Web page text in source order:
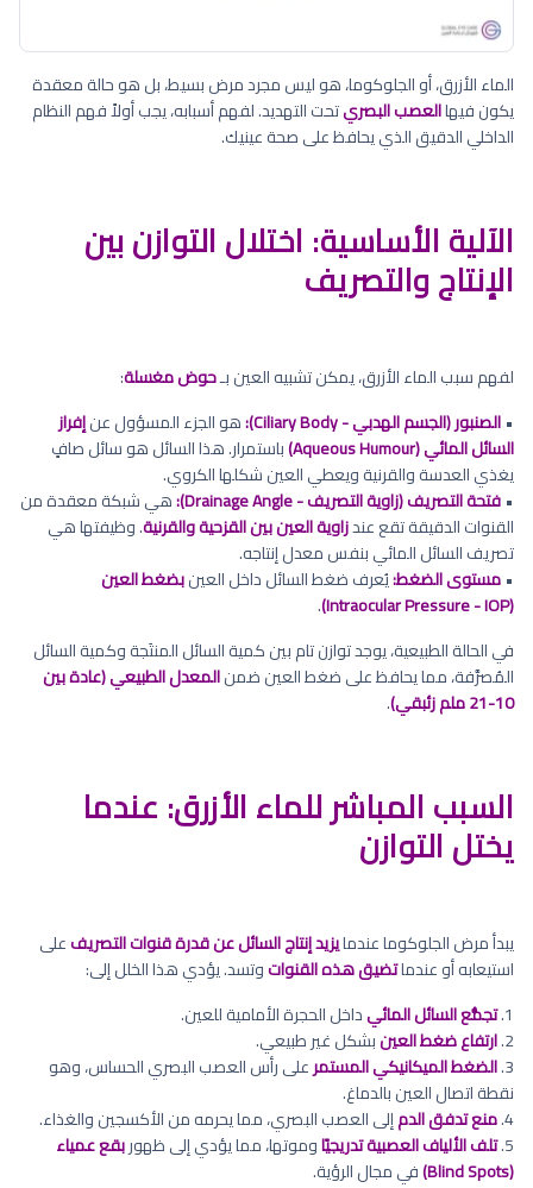
الماء الأزرق، أو الجلوكوما، هو ليس مجرد مرض بسيط، بل هو حالة معقدة
يكون فيهاالعصب البصريتحت التهديد. لفهم أسبابه، يجب أولاً فهم النظام
الداخلي الدقيق الذي يحافظ على صحة عينيك.
الآلية الأساسية: اختلال التوازن بين
الإنتاج والتصريف
لفهم سبب الماء الأزرق، يمكن تشبيه العين بـحوض مغسلة:
•الصنبور (الجسم الهدبي - Ciliary Body): هو الجزء المسؤول عنإفراز
السائل المائي (Aqueous Humour)
باستمرار. هذا السائل هو سائل صافٍ
يغذي العدسة والقرنية ويعطي العين شكلها الكروي.
•فتحة التصريف (زاوية التصريف - Drainage Angle):
هي شبكة معقدة من
القنوات الدقيقة تقع عندزاوية العين بين القزحية والقرنية. وظيفتها هي
تصريف السائل المائي بنفس معدل إنتاجه.
•مستوى الضغط:يُعرف ضغط السائل داخل العينبضغط العين
(Intraocular Pressure - IOP)
.
في الحالة الطبيعية، يوجد توازن تام بين كمية السائل المنتَجة وكمية السائل
المُصرَّفة، مما يحافظ على ضغط العين ضمنالمعدل الطبيعي (عادة بين
10-21 ملم زئبقي)
.
السبب المباشر للماء الأزرق: عندما
يختل التوازن
يبدأ مرض الجلوكوما عندمايزيد إنتاج السائل عن قدرة قنوات التصريفعلى
استيعابه أو عندماتضيق هذه القنواتوتسد. يؤدي هذا الخلل إلى:
1. تجمُّع السائل المائيداخل الحجرة الأمامية للعين.
2. ارتفاع ضغط العينبشكل غير طبيعي.
3. الضغط الميكانيكي المستمرعلى رأس العصب البصري الحساس، وهو
نقطة اتصال العين بالدماغ.
4. منع تدفق الدمإلى العصب البصري، مما يحرمه من الأكسجين والغذاء.
5. تلف الألياف العصبية تدريجيًاوموتها، مما يؤدي إلى ظهوربقع عمياء
(Blind Spots)
في مجال الرؤية.